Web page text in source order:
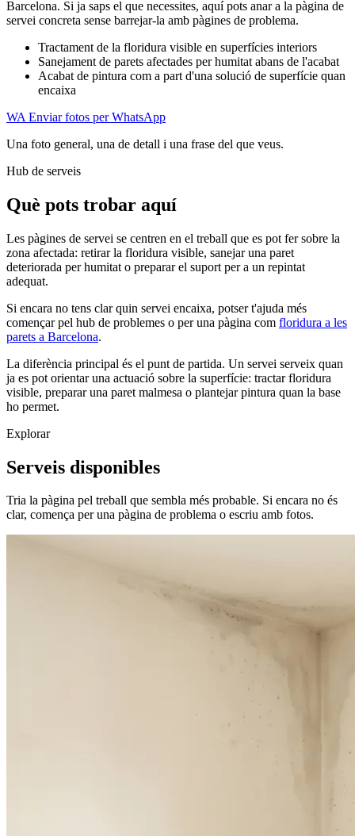
Barcelona. Si ja saps el que necessites, aquí pots anar a la pàgina de
servei concreta sense barrejar-la amb pàgines de problema.
Tractament de la floridura visible en superfícies interiors
Sanejament de parets afectades per humitat abans de l'acabat
Acabat de pintura com a part d'una solució de superfície quan
encaixa
WA Enviar fotos per WhatsApp
Una foto general, una de detall i una frase del que veus.
Hub de serveis
Què pots trobar aquí
Les pàgines de servei se centren en el treball que es pot fer sobre la
zona afectada: retirar la floridura visible, sanejar una paret
deteriorada per humitat o preparar el suport per a un repintat
adequat.
Si encara no tens clar quin servei encaixa, potser t'ajuda més
començar pel hub de problemes o per una pàgina com floridura a les
parets a Barcelona.
La diferència principal és el punt de partida. Un servei serveix quan
ja es pot orientar una actuació sobre la superfície: tractar floridura
visible, preparar una paret malmesa o plantejar pintura quan la base
ho permet.
Explorar
Serveis disponibles
Tria la pàgina pel treball que sembla més probable. Si encara no és
clar, comença per una pàgina de problema o escriu amb fotos.